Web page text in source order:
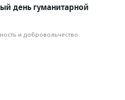
день гуманитарной
и доброволь­чест­во